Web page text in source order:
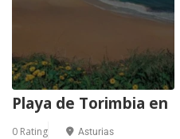
Playa de Torimbia en
0 Rating Asturias